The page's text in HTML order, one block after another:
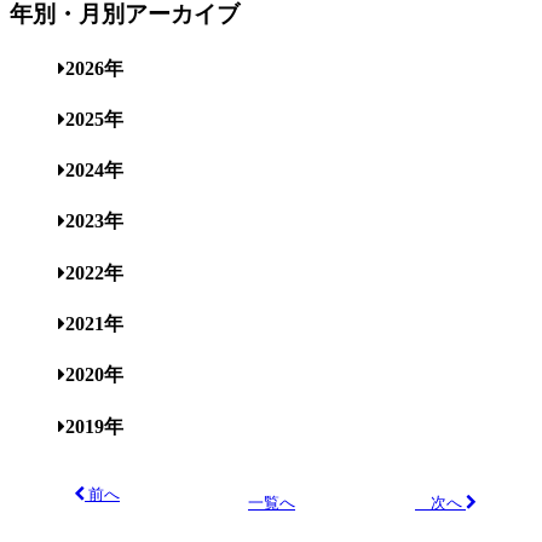
年別・月別アーカイブ
2026年
2025年
2024年
2023年
2022年
2021年
2020年
2019年
前へ
一覧へ 次へ